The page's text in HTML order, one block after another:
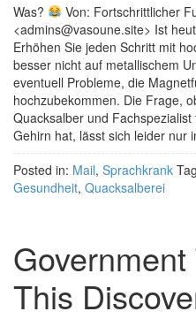
Was?
Von: Fortschrittlicher
<admins@vasoune.site> Ist
Erhöhen Sie jeden Schritt mit
besser nicht auf metallischem
eventuell Probleme, die
hochzubekommen. Die Frage,
Quacksalber und
Gehirn hat, lässt sich leider nur
Posted in: Mail, Sprachkrank
Gesundheit, Quacksalberei
This